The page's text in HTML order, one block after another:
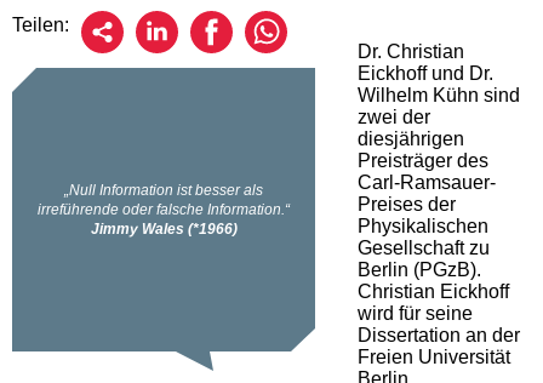
Teilen:
Dr. Christian
Eickhoff und Dr.
Wilhelm Kühn sind
zwei der
diesjährigen
Preisträger des
Carl-Ramsauer-
Preises der
Physikalischen
Gesellschaft zu
Berlin (PGzB).
Christian Eickhoff
wird für seine
Dissertation an der
Freien Universität
Berlin